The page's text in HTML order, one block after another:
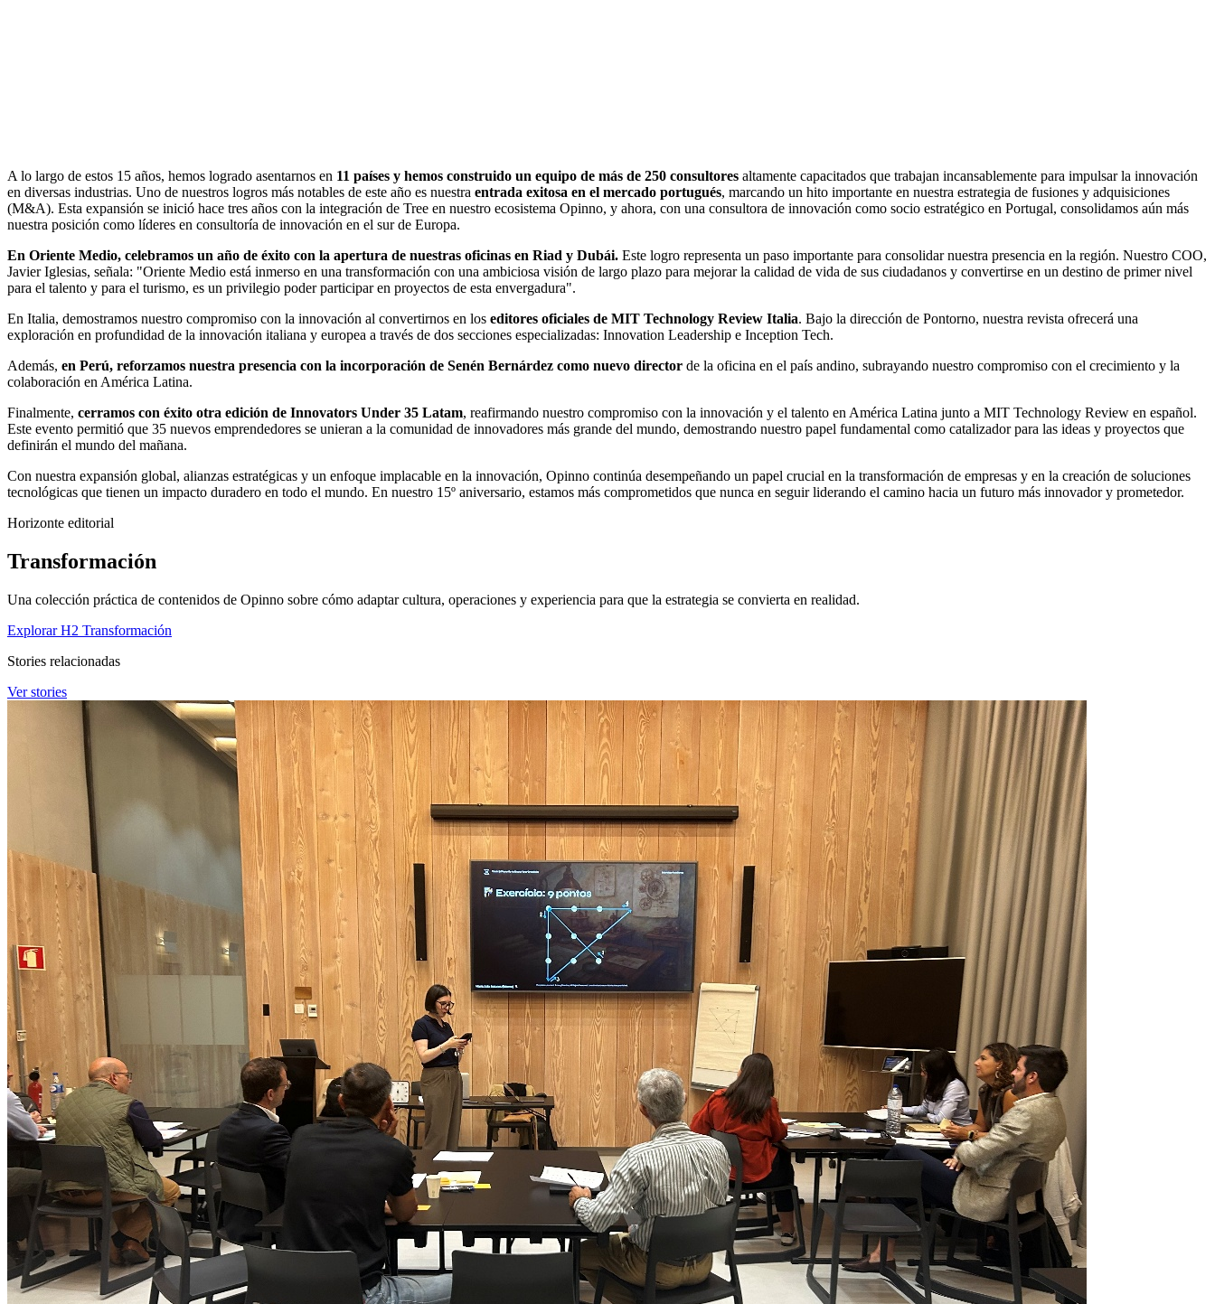
A lo largo de estos 15 años, hemos logrado asentarnos en 11 países y hemos construido un equipo de más de 250 consultores altamente capacitados que trabajan incansablemente para impulsar la innovación
en diversas industrias. Uno de nuestros logros más notables de este año es nuestra entrada exitosa en el mercado portugués, marcando un hito importante en nuestra estrategia de fusiones y adquisiciones
(M&A). Esta expansión se inició hace tres años con la integración de Tree en nuestro ecosistema Opinno, y ahora, con una consultora de innovación como socio estratégico en Portugal, consolidamos aún más
nuestra posición como líderes en consultoría de innovación en el sur de Europa.
En Oriente Medio, celebramos un año de éxito con la apertura de nuestras oficinas en Riad y Dubái. Este logro representa un paso importante para consolidar nuestra presencia en la región. Nuestro COO,
Javier Iglesias, señala: "Oriente Medio está inmerso en una transformación con una ambiciosa visión de largo plazo para mejorar la calidad de vida de sus ciudadanos y convertirse en un destino de primer nivel
para el talento y para el turismo, es un privilegio poder participar en proyectos de esta envergadura".
En Italia, demostramos nuestro compromiso con la innovación al convertirnos en los editores oficiales de MIT Technology Review Italia. Bajo la dirección de Pontorno, nuestra revista ofrecerá una
exploración en profundidad de la innovación italiana y europea a través de dos secciones especializadas: Innovation Leadership e Inception Tech.
Además, en Perú, reforzamos nuestra presencia con la incorporación de Senén Bernárdez como nuevo director de la oficina en el país andino, subrayando nuestro compromiso con el crecimiento y la
colaboración en América Latina.
Finalmente, cerramos con éxito otra edición de Innovators Under 35 Latam, reafirmando nuestro compromiso con la innovación y el talento en América Latina junto a MIT Technology Review en español.
Este evento permitió que 35 nuevos emprendedores se unieran a la comunidad de innovadores más grande del mundo, demostrando nuestro papel fundamental como catalizador para las ideas y proyectos que
definirán el mundo del mañana.
Con nuestra expansión global, alianzas estratégicas y un enfoque implacable en la innovación, Opinno continúa desempeñando un papel crucial en la transformación de empresas y en la creación de soluciones
tecnológicas que tienen un impacto duradero en todo el mundo. En nuestro 15º aniversario, estamos más comprometidos que nunca en seguir liderando el camino hacia un futuro más innovador y prometedor.
Horizonte editorial
Transformación
Una colección práctica de contenidos de Opinno sobre cómo adaptar cultura, operaciones y experiencia para que la estrategia se convierta en realidad.
Explorar H2 Transformación
Stories relacionadas
Ver stories